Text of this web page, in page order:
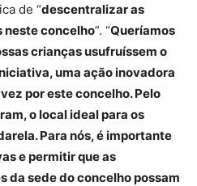
de “descentralizar as
concelho”. “Queríamos
crianças usufruíssem o
uma ação inovadora
por este concelho. Pelo
o local ideal para os
Para nós, é importante
e permitir que as
da sede do concelho possam